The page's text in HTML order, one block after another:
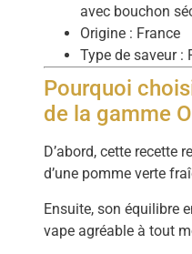
avec bouchon
Origine : France
Type de saveur :
Pourquoi
de la gamme
D’abord, cette recette
d’une pomme verte
Ensuite, son équilibre
vape agréable à tout